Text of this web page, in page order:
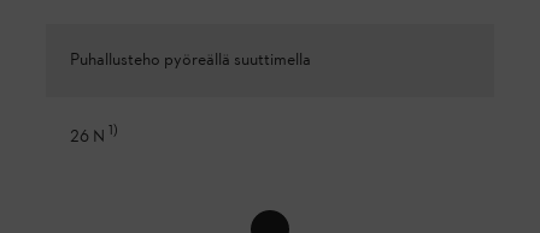
Puhallusteho pyöreällä suuttimella
26 N 1)